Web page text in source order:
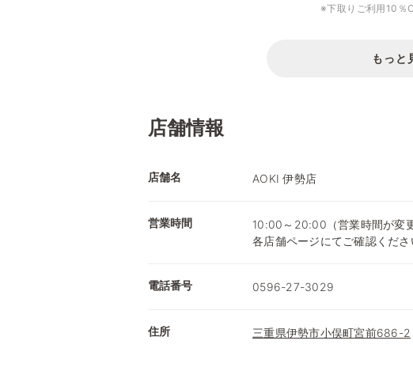
※下取りご利用10％
もっと
店舗情報
店舗名 AOKI 伊勢店
営業時間
10:00～20:00（営業時間が変
各店舗ページにてご確認くださ
電話番号 0596-27-3029
住所 三重県伊勢市小俣町宮前686-2